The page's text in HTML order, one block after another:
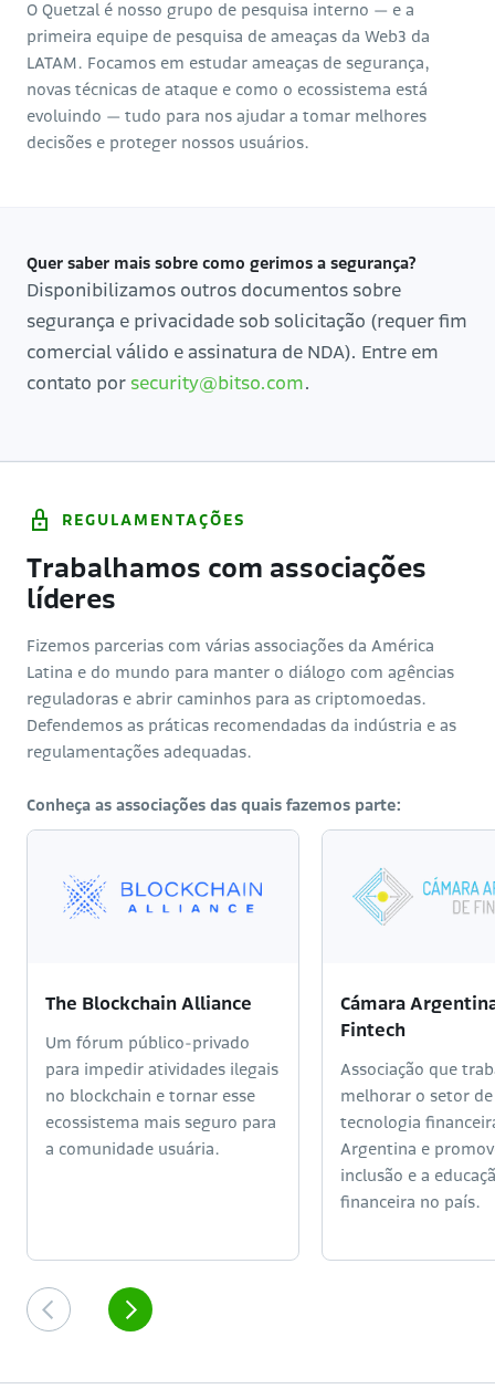
O Quetzal é nosso grupo de pesquisa interno — e a
primeira equipe de pesquisa de ameaças da Web3 da
LATAM. Focamos em estudar ameaças de segurança,
novas técnicas de ataque e como o ecossistema está
evoluindo — tudo para nos ajudar a tomar melhores
decisões e proteger nossos usuários.
Quer saber mais sobre como gerimos a segurança?
Disponibilizamos outros documentos sobre
segurança e privacidade sob solicitação (requer fim
comercial válido e assinatura de NDA). Entre em
contato por security@bitso.com.
REGULAMENTAÇÕES
Trabalhamos com associações
líderes
Fizemos parcerias com várias associações da América
Latina e do mundo para manter o diálogo com agências
reguladoras e abrir caminhos para as criptomoedas.
Defendemos as práticas recomendadas da indústria e as
regulamentações adequadas.
Conheça as associações das quais fazemos parte:
The Blockchain Alliance
Um fórum público-privado
para impedir atividades ilegais
no blockchain e tornar esse
ecossistema mais seguro para
a comunidade usuária.
Cámara
Fintech
Associação que
melhorar o setor de
tecnologia
Argentina e
inclusão e a
financeira no país.